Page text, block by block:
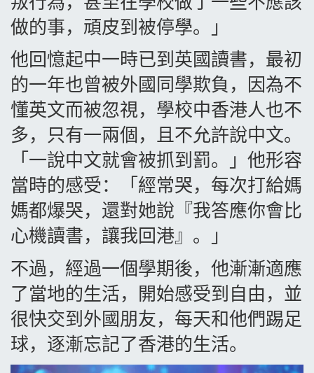
做的事，頑皮到被停學。」
他回憶起中一時已到英國讀書，最初
的一年也曾被外國同學欺負，因為不
懂英文而被忽視，學校中香港人也不
多，只有一兩個，且不允許說中文。
「一說中文就會被抓到罰。」他形容
當時的感受：「經常哭，每次打給媽
媽都爆哭，還對她說『我答應你會比
心機讀書，讓我回港』。」
不過，經過一個學期後，他漸漸適應
了當地的生活，開始感受到自由，並
很快交到外國朋友，每天和他們踢足
球，逐漸忘記了香港的生活。